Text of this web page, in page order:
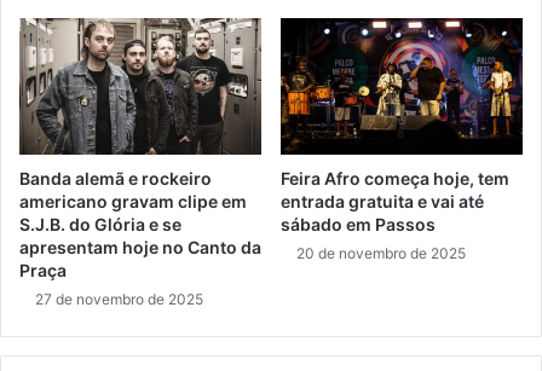
Banda alemã e rockeiro
americano gravam clipe em
S.J.B. do Glória e se
apresentam hoje no Canto da
Praça
27 de novembro de 2025
Feira Afro começa hoje, tem
entrada gratuita e vai até
sábado em Passos
20 de novembro de 2025